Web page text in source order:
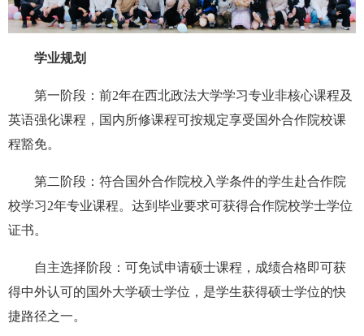
学业规划
第一阶段：前2年在西北政法大学学习专业非核心课程及
英语强化课程，国内所修课程可按规定享受国外合作院校课
程豁免。
第二阶段：符合国外合作院校入学条件的学生赴合作院
校学习2年专业课程。达到毕业要求可获得合作院校学士学位
证书。
自主选择阶段：可免试申请硕士课程，成绩合格即可获
得中外认可的国外大学硕士学位，是学生获得硕士学位的快
捷路径之一。